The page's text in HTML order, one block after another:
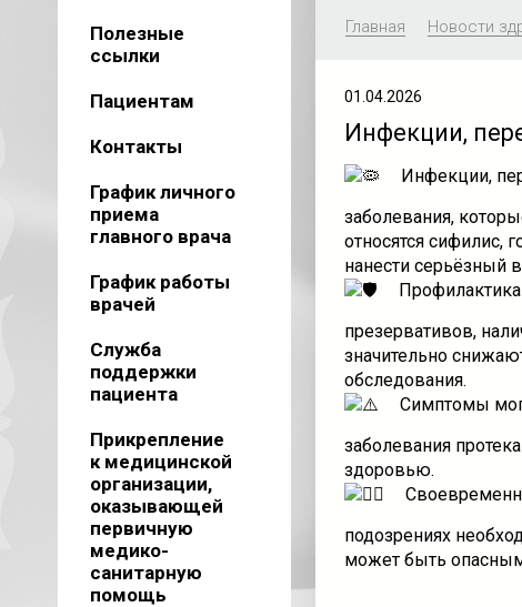
Полезные
ссылки
Пациентам
Контакты
График личного
приема
главного врача
График работы
врачей
Служба
поддержки
пациента
Прикрепление
к медицинской
организации,
оказывающей
первичную
медико-
санитарную
помощь
Главная Новости
01.04.2026
Инфекции,
Инфекции,
заболевания,
относятся сифилис,
нанести серьёзный
презервативов,
значительно
обследования.
Симптомы
заболевания
здоровью.
подозрениях
может быть